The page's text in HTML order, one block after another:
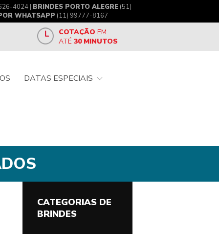
4024 | BRINDES PORTO ALEGRE(51)
WHATSAPP (11) 99777-8167
COTAÇÃO EM
ATÉ 30 MINUTOS
DATAS ESPECIAIS
CATEGORIAS DE
BRINDES